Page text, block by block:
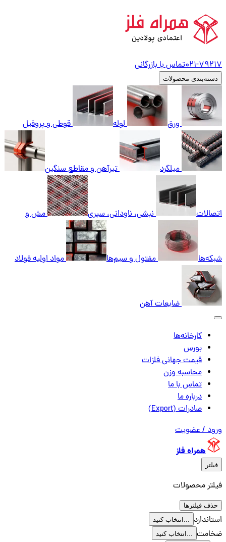
021-79217 تماس با بازرگانی
دسته‌بندی محصولات
ورق لوله قوطی و پروفیل
میلگرد تیرآهن و مقاطع سنگین
اتصالات نبشی، ناودانی، سپری مش و
شبکه‌ها مفتول و سیم‌ها مواد اولیه فولاد
ضایعات آهن
کارخانه‌ها
بورس
قیمت جهانی فلزات
محاسبه وزن
تماس با ما
درباره ما
صادرات (Export)
ورود / عضویت
همراه فلز
فیلتر
فیلتر محصولات
حذف فیلترها
استاندارد انتخاب کنید...
ضخامت انتخاب کنید...